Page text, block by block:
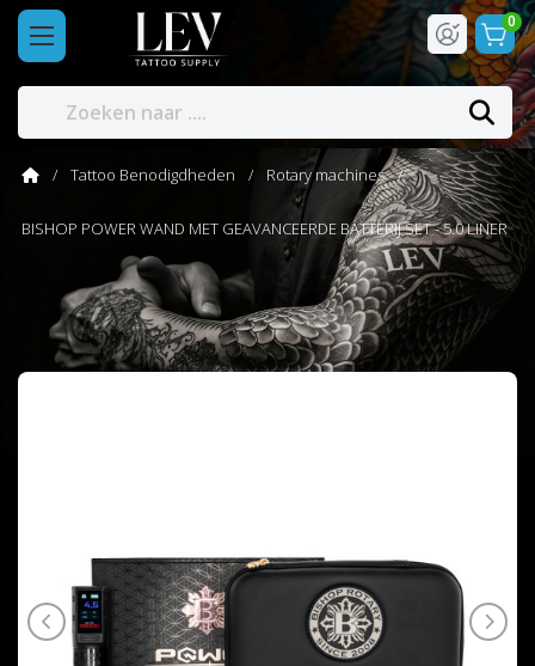
0
Tattoo Benodigdheden Rotary machines
BISHOP POWER WAND MET GEAVANCEERDE BATTERIJ SET - 5.0 LINER